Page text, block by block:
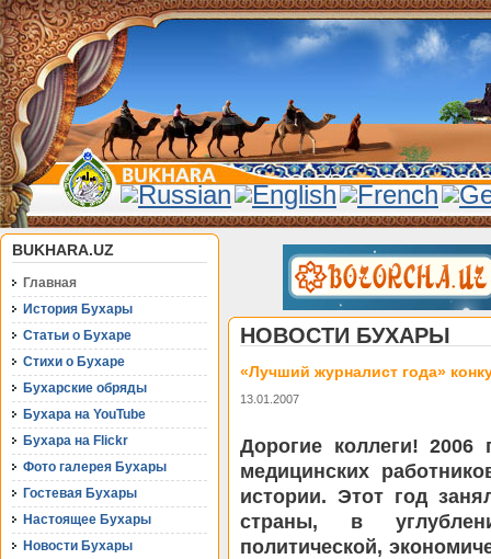
BUKHARA.UZ
Главная
История Бухары
Статьи о Бухаре
Стихи о Бухаре
Бухарские обряды
Бухара на YouTube
Бухара на Flickr
Фото галерея Бухары
Гостевая Бухары
Настоящее Бухары
Новости Бухары
НОВОСТИ БУХАРЫ
«Лучший журналист года»
13.01.2007
Дорогие коллеги! 2006
медицинских
истории. Этот год
страны, в
политической,